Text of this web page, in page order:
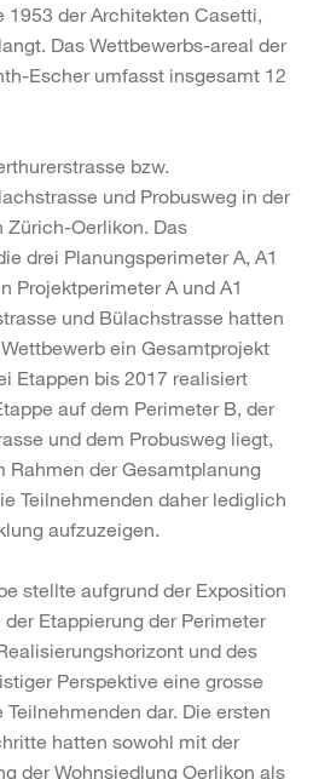
der Architekten Casetti,
Das Wettbewerbs-areal der
Escher umfasst insgesamt 12
bzw.
und Probusweg in der
Zürich-Oerlikon. Das
drei Planungsperimeter A, A1
Projektperimeter A und A1
und Bülachstrasse hatten
ein Gesamtprojekt
Etappen bis 2017 realisiert
auf dem Perimeter B, der
und dem Probusweg liegt,
Rahmen der Gesamtplanung
Teilnehmenden daher lediglich
aufzuzeigen.
stellte aufgrund der Exposition
Etappierung der Perimeter
und des
Perspektive eine grosse
dar. Die ersten
hatten sowohl mit der
der Wohnsiedlung Oerlikon als